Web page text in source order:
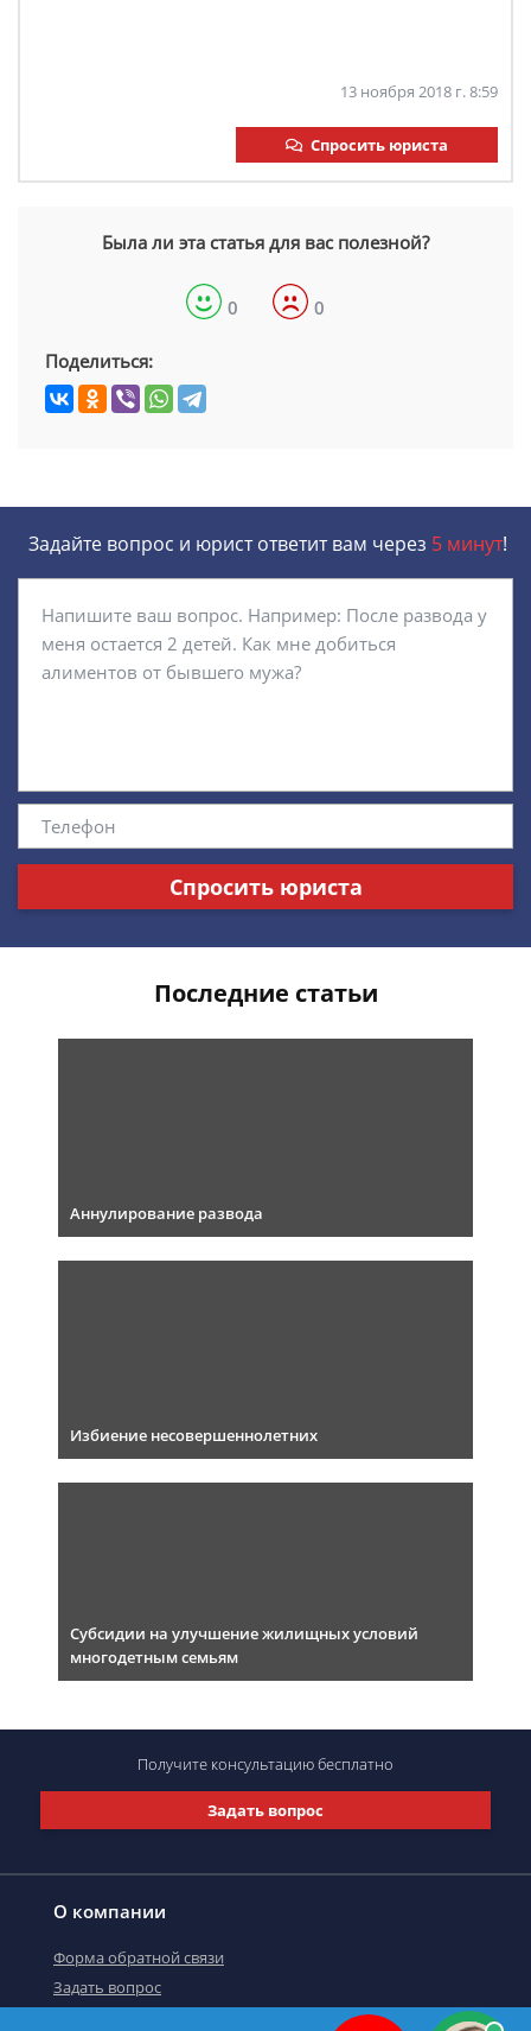
13 ноября 2018 г. 8:59
Спросить юриста
Была ли эта статья для вас полезной?
0 0
Поделиться:
Задайте вопрос и юрист ответит вам через 5 минут!
Спросить юриста
Последние статьи
Аннулирование развода
Избиение несовершеннолетних
Субсидии на улучшение жилищных условий
многодетным семьям
О компании
Форма обратной связи
Задать вопрос
Задать вопрос
Получите консультациюбесплатно